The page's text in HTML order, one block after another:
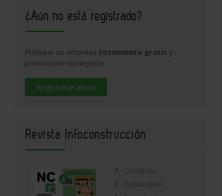
¿Aún no está registrado?
Publique su empresa totalmente gratis y
promocione su negocio
Regístrese ahora
Revista Infoconstrucción
Contacto
Publicidad